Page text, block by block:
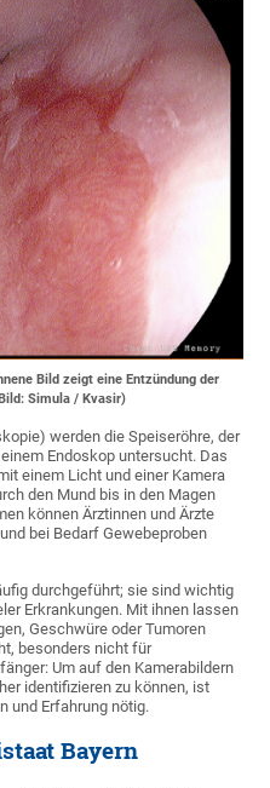
Bild zeigt eine Entzündung der
Simula / Kvasir)
werden die Speiseröhre, der
Endoskop untersucht. Das
einem Licht und einer Kamera
den Mund bis in den Magen
können Ärztinnen und Ärzte
bei Bedarf Gewebeproben
durchgeführt; sie sind wichtig
Erkrankungen. Mit ihnen lassen
Geschwüre oder Tumoren
besonders nicht für
Um auf den Kamerabildern
identifizieren zu können, ist
und Erfahrung nötig.
Bayern